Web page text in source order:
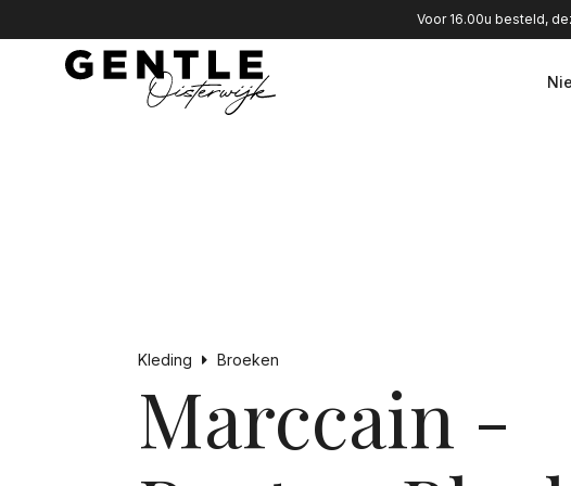
Voor 16.00u besteld,
Kleding Broeken
Marccain -